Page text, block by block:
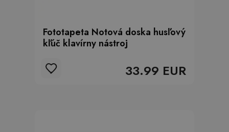
Fototapeta Notová doska husľový
kľúč klavírny nástroj
33.99 EUR